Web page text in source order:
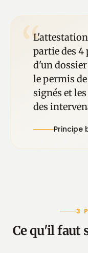
“partie des 4
d'un
le permis
signés et
des
Principe
3
Ce qu'il faut